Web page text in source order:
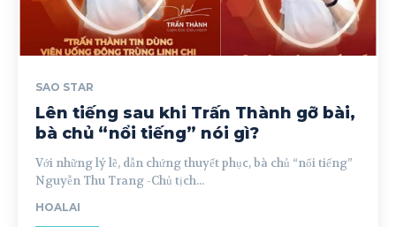
SAO STAR
Lên tiếng sau khi Trấn Thành gỡ bài,
bà chủ “nổi tiếng” nói gì?
Với những lý lẽ, dẫn chứng thuyết phục, bà chủ “nổi tiếng”
Nguyễn Thu Trang -Chủ tịch...
HOALAI